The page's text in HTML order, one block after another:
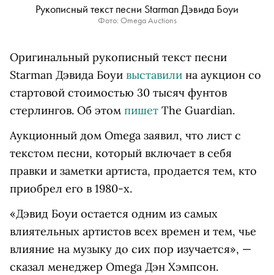
Рукописный текст песни Starman Дэвида Боуи
Фото: Omega Auctions
Оригинальный рукописный текст песни
Starman Дэвида Боуи выставили на аукцион со
стартовой стоимостью 30 тысяч фунтов
стерлингов. Об этом пишет The Guardian.
Аукционный дом Omega заявил, что лист с
текстом песни, который включает в себя
правки и заметки артиста, продается тем, кто
приобрел его в 1980-х.
«Дэвид Боуи остается одним из самых
влиятельных артистов всех времен и тем, чье
влияние на музыку до сих пор изучается», —
сказал менеджер Omega Дэн Хэмпсон.